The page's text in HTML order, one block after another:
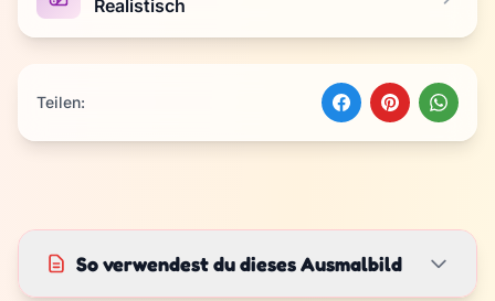
Realistisch
Teilen:
So verwendest du dieses Ausmalbild